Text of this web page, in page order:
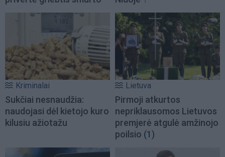
Kriminalai
Sukčiai nesnaudžia:
naudojasi dėl kietojo kuro
kilusiu ažiotažu
Lietuva
Pirmoji atkurtos
nepriklausomos Lietuvos
premjerė atgulė amžinojo
poilsio (1)